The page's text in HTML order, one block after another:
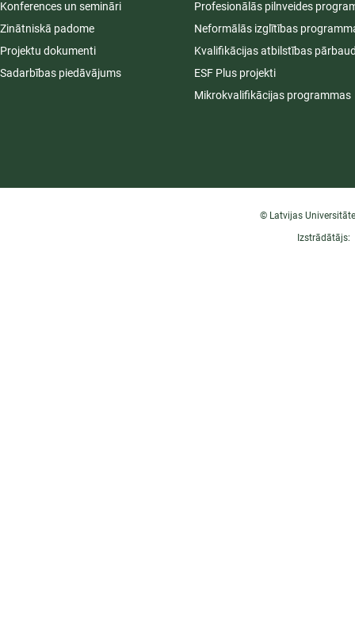
Konferences un semināri
Zinātniskā padome
Projektu dokumenti
Sadarbības piedāvājums
Profesionālās pilnveides
Neformālās izglītības
Kvalifikācijas atbilstības
ESF Plus projekti
Mikrokvalifikācijas programmas
© Latvijas
Izstrādātājs: